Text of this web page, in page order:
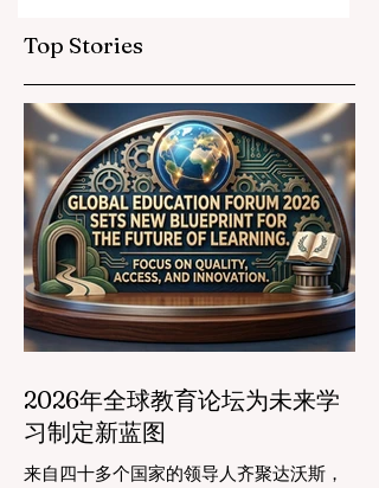
Top Stories
2026年全球教育论坛为未来学
习制定新蓝图
来自四十多个国家的领导人齐聚达沃斯，